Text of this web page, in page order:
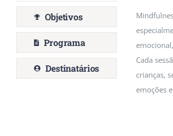
Objetivos
Programa
Destinatários
Cada
crianças,
emoções